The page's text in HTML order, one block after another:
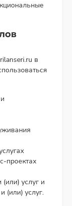
в
проектах
услуг и
(или) услуг.